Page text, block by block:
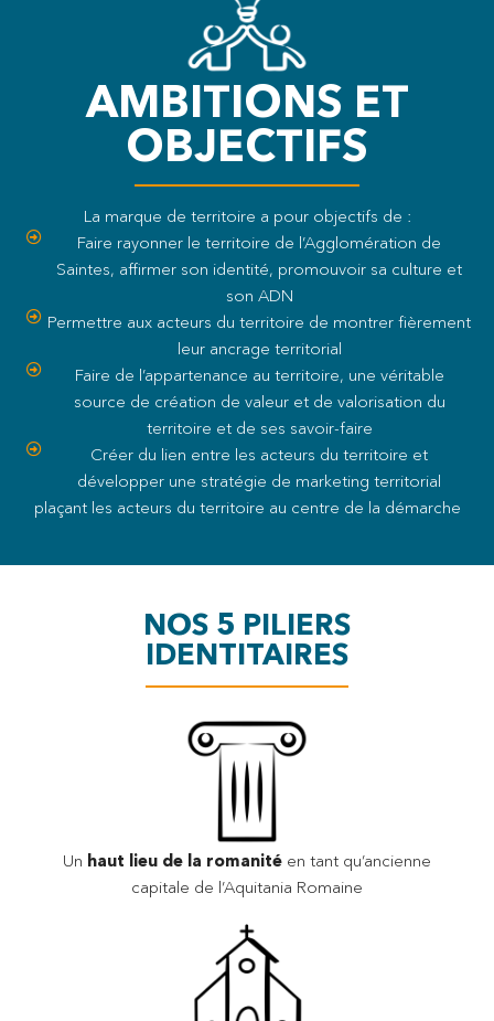
AMBITIONS ET
OBJECTIFS
La marque de territoire a pour objectifs de :
Faire rayonner le territoire de l’Agglomération de
Saintes, affirmer son identité, promouvoir sa culture et
son ADN
Permettre aux acteurs du territoire de montrer fièrement
leur ancrage territorial
Faire de l’appartenance au territoire, une véritable
source de création de valeur et de valorisation du
territoire et de ses savoir-faire
Créer du lien entre les acteurs du territoire et
développer une stratégie de marketing territorial
plaçant les acteurs du territoire au centre de la démarche
NOS 5 PILIERS
IDENTITAIRES
Un haut lieu de la romanité en tant qu’ancienne
capitale de l’Aquitania Romaine